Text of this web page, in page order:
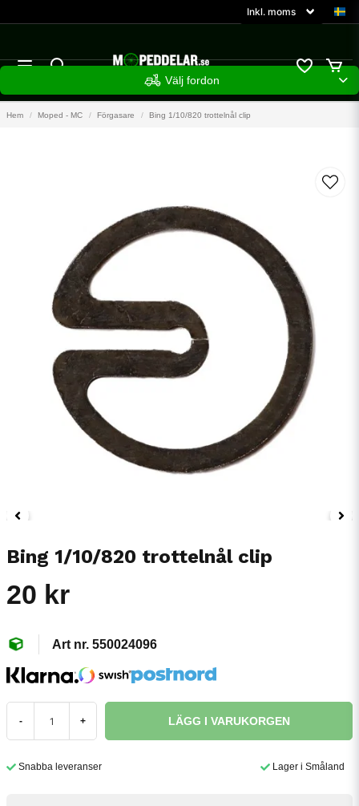
Välj fordon
Hem Moped - MC Förgasare Bing 1/10/820 trottelnål clip
Bing 1/10/820 trottelnål clip
20 kr
550024096
- + LÄGG I VARUKORGEN
Snabba leveranser Lager i Småland